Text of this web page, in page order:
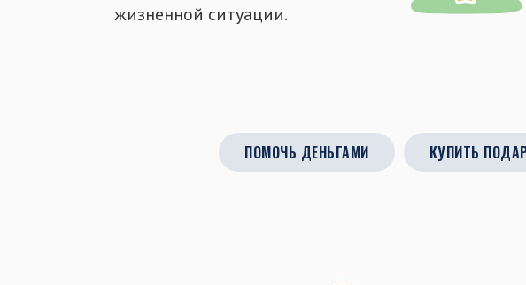
жизненной ситуации.
ПОМОЧЬ ДЕНЬГАМИ КУПИТЬ